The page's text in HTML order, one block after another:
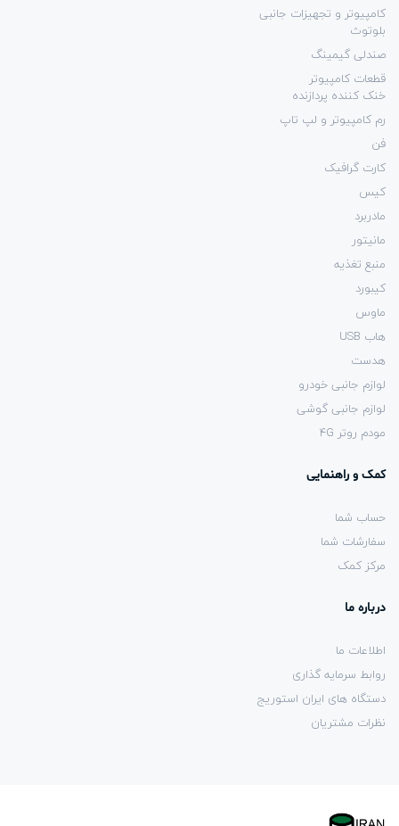
کامپیوتر و تجهیزات جانبی
بلوتوث
صندلی گیمینگ
قطعات کامپیوتر
خنک کننده پردازنده
رم کامپیوتر و لپ تاپ
فن
کارت گرافیک
کیس
مادربرد
مانیتور
منبع تغذیه
کیبورد
ماوس
هاب USB
هدست
لوازم جانبی خودرو
لوازم جانبی گوشی
مودم روتر 4G
کمک و راهنمایی
حساب شما
سفارشات شما
مرکز کمک
درباره ما
اطلاعات ما
روابط سرمایه گذاری
دستگاه های ایران استوریج
نظرات مشتریان